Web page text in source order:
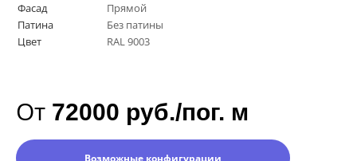
Фасад
Прямой
Патина
Без патины
Цвет
RAL 9003
От 72000 руб./пог. м
Возможные конфигурации